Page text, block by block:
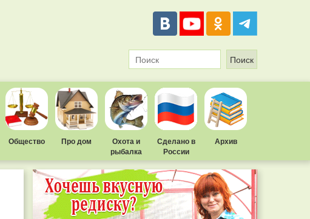
Общество Про дом
Охота и
рыбалка
Сделано в
России
Архив